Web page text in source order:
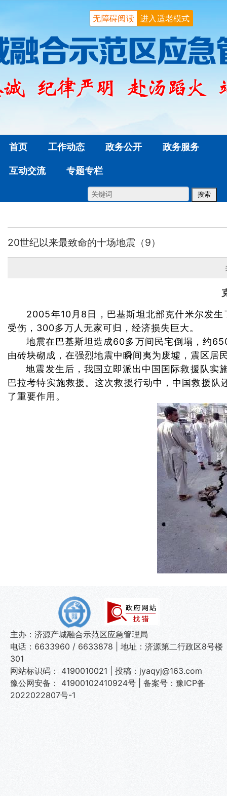
进入适老模式
无障碍阅读
首页 工作动态 政务公开 政务服务
互动交流 专题专栏
20世纪以来最致命的十场地震（9）
2005年10月8日，巴基斯坦北部克什米尔发生
受伤，300多万人无家可归，经济损失巨大。
地震在巴基斯坦造成60多万间民宅倒塌，约
由砖块砌成，在强烈地震中瞬间夷为废墟，震区居
地震发生后，我国立即派出中国国际救援队实
巴拉考特实施救援。这次救援行动中，中国救援
了重要作用。
主办：济源产城融合示范区应急管理局
电话：6633960 / 6633878 | 地址：济源第二行政区8号楼
301
网站标识码： 4190010021 | 投稿：jyaqyj@163.com
豫公网安备： 41900102410924号
备案号：豫ICP备
2022022807号-1